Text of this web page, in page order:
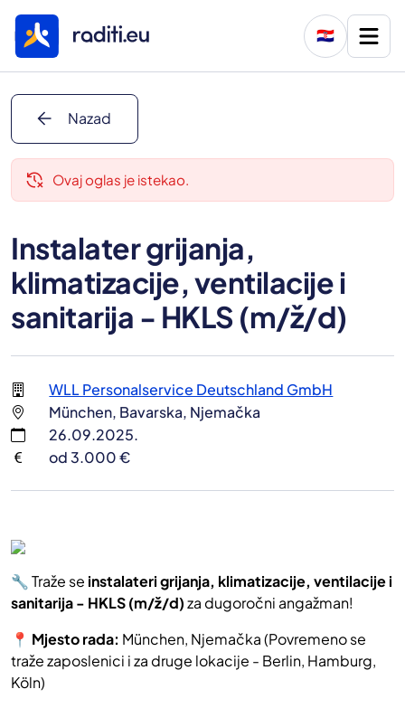
🇭🇷
arrow_back Nazad
delete_history Ovaj oglas je istekao.
Instalater grijanja,
klimatizacije, ventilacije i
sanitarija - HKLS (m/ž/d)
WLL Personalservice Deutschland GmbH
München, Bavarska, Njemačka
26.09.2025.
od 3.000 €
🔧 Traže se instalateri grijanja, klimatizacije, ventilacije i
sanitarija - HKLS (m/ž/d)za dugoročni angažman!
📍 Mjesto rada: München, Njemačka (Povremeno se
traže zaposlenici i za druge lokacije - Berlin, Hamburg,
Köln)